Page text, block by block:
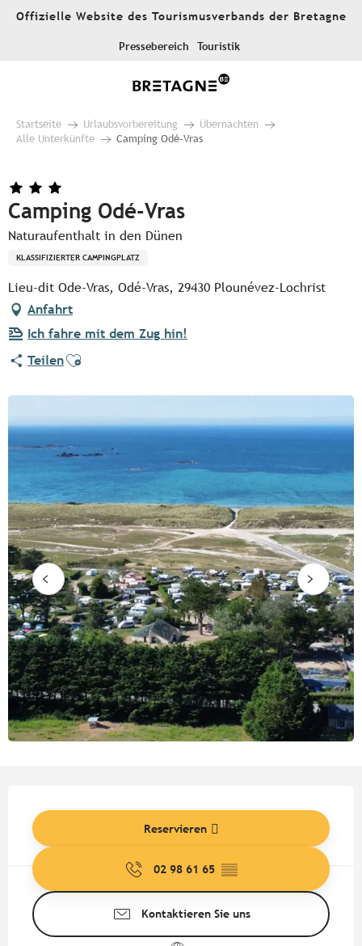
AllerOffizielle Website des Tourismusverbands der Bretagne
Pressebereich Touristik
Startseite Urlaubsvorbereitung
Übernachten
Alle Unterkünfte
Camping Odé-Vras
Camping Odé-Vras
Naturaufenthalt in den Dünen
KLASSIFIZIERTER CAMPINGPLATZ
Lieu-dit Ode-Vras, Odé-Vras, 29430 Plounévez-Lochrist
Anfahrt
Ich fahre mit dem Zug hin!
TeilenAjouter aux favoris
Reservieren
02 98 61 65 ▒▒
Kontaktieren Sie uns